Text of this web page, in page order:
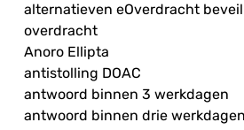
alternatieven eOverdracht
overdracht
Anoro Ellipta
antistolling DOAC
antwoord binnen 3 werkdagen
antwoord binnen drie werkdagen